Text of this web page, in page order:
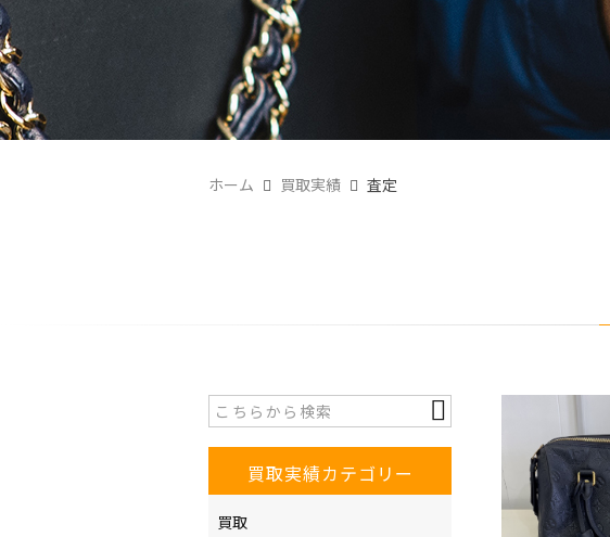
ホーム 買取実績 査定
買取実績カテゴリー
買取